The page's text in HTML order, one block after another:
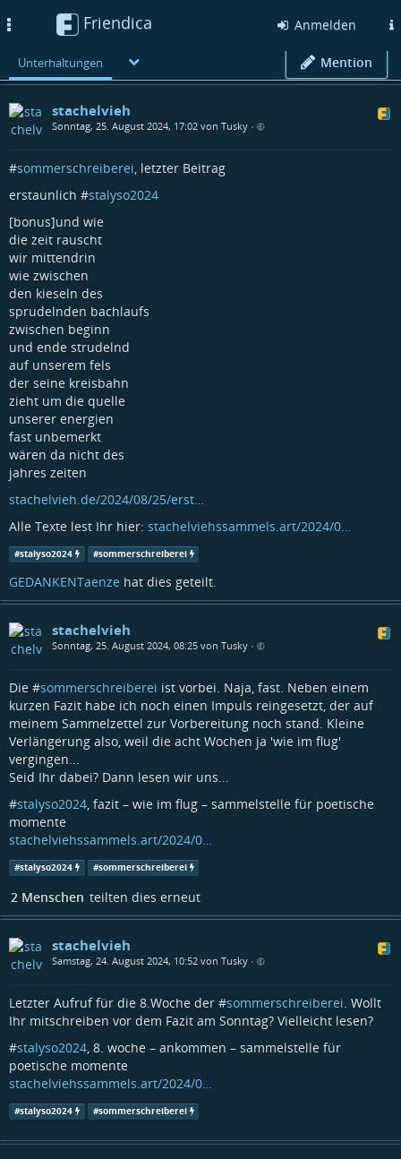
Friendica Anmelden
Unterhaltungen Mention
stachelvieh
Sonntag, 25. August 2024, 17:02 von Tusky •
#sommerschreiberei, letzter Beitrag
erstaunlich #stalyso2024
[bonus]und wie
die zeit rauscht
wir mittendrin
wie zwischen
den kieseln des
sprudelnden bachlaufs
zwischen beginn
und ende strudelnd
auf unserem fels
der seine kreisbahn
zieht um die quelle
unserer energien
fast unbemerkt
wären da nicht des
jahres zeiten
stachelvieh.de/2024/08/25/erst…
Alle Texte lest Ihr hier: stachelviehssammels.art/2024/0…
#stalyso2024 #sommerschreiberei
GEDANKENTaenze hat dies geteilt.
stachelvieh
Sonntag, 25. August 2024, 08:25 von Tusky •
Die #sommerschreiberei ist vorbei. Naja, fast. Neben einem
kurzen Fazit habe ich noch einen Impuls reingesetzt, der auf
meinem Sammelzettel zur Vorbereitung noch stand. Kleine
Verlängerung also, weil die acht Wochen ja 'wie im flug'
vergingen...
Seid Ihr dabei? Dann lesen wir uns...
#stalyso2024, fazit – wie im flug – sammelstelle für poetische
momente
stachelviehssammels.art/2024/0…
#stalyso2024 #sommerschreiberei
2 Menschen teilten dies erneut
stachelvieh
Samstag, 24. August 2024, 10:52 von Tusky •
Letzter Aufruf für die 8.Woche der #sommerschreiberei. Wollt
Ihr mitschreiben vor dem Fazit am Sonntag? Vielleicht lesen?
#stalyso2024, 8. woche – ankommen – sammelstelle für
poetische momente
stachelviehssammels.art/2024/0…
#stalyso2024 #sommerschreiberei